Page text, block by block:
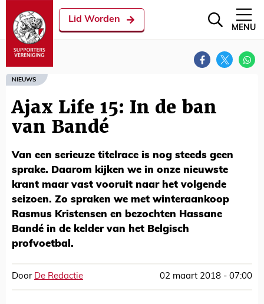
Lid Worden
MENU
NIEUWS
Ajax Life 15: In de ban
van Bandé
Van een serieuze titelrace is nog steeds geen
sprake. Daarom kijken we in onze nieuwste
krant maar vast vooruit naar het volgende
seizoen. Zo spraken we met winteraankoop
Rasmus Kristensen en bezochten Hassane
Bandé in de kelder van het Belgisch
profvoetbal.
Door De Redactie 02 maart 2018 - 07:00